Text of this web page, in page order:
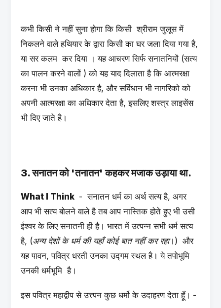
कभी किसी ने नहीं सुना होगा कि किसी श्रीराम जुलूस में
निकलने वाले हथियार के द्वारा किसी का घर जला दिया गया है,
या सर कलम कर दिया । यह आचरण सिर्फ सनातनियों (सत्य
का पालन करने वालों ) को यह याद दिलाता है कि आत्मरक्षा
करना भी उनका अधिकार है, और सविंधान भी नागरिको को
अपनी आत्मरक्षा का अधिकार देता है, इसलिए शस्त्र लाइसेंस
भी दिए जाते है।
3. सनातन को 'तनातन' कहकर मजाक उड़ाया था.
What I Think - सनातन धर्म का अर्थ सत्य है, अगर
आप भी सत्य बोलने वाले है तब आप नास्तिक होते हुए भी उसी
ईश्वर के लिए सनातनी ही है। भारत में उत्पन्न सभी धर्म सत्य
है, (अन्य देशों के धर्म की यहाँ कोई बात नहीं कर रहा।) और
यह पावन, पवित्र धरती उनका उद्गम स्थल है। ये तपोभूमि
उनकी धर्मभूमि है।
इस पवित्र महाद्वीप से उत्त्पन कुछ धर्मो के उदाहरण देता हूँ। -